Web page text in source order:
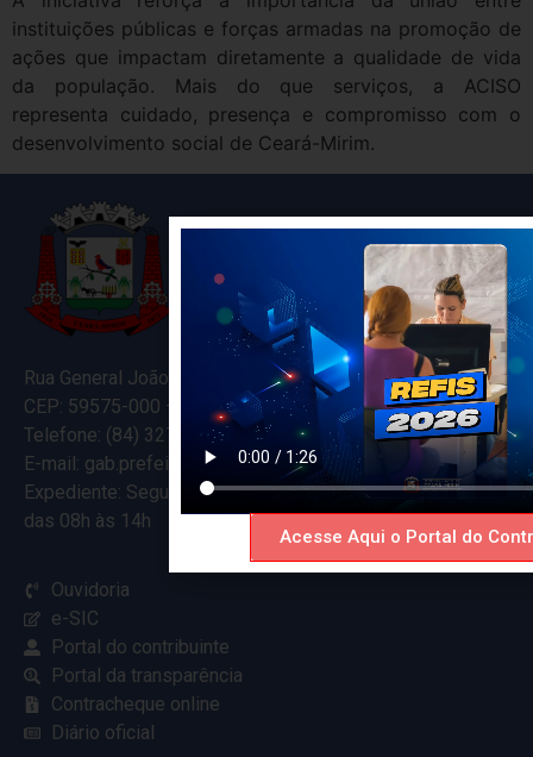
instituições públicas e forças armadas na promoção de
ações que impactam diretamente a qualidade de vida
da população. Mais do que serviços, a ACISO
representa cuidado, presença e compromisso com o
desenvolvimento social de Ceará-Mirim.
Rua General João Varela, 635
CEP: 59575-000 – Ceará-Mirim – RN
Telefone: (84) 3274-5916
E-mail: gab.prefeitocearamirim@gmail.com
Expediente: Segunda à Sexta
das 08h às 14h
Ouvidoria
e-SIC
Portal do contribuinte
Portal da transparência
Contracheque online
Diário oficial
Acesse Aqui o Portal do